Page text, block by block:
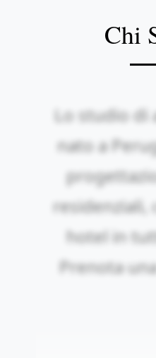
Chi
Lo studio di
nato a
residenziali,
hotel in
Prenota